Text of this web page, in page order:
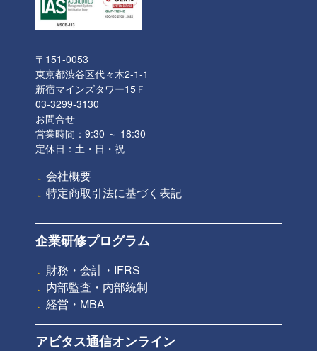
〒151-0053
東京都渋谷区代々木2-1-1
新宿マインズタワー15Ｆ
03-3299-3130
お問合せ
営業時間：9:30 ～ 18:30
定休日：土・日・祝
会社概要
特定商取引法に基づく表記
企業研修プログラム
財務・会計・IFRS
内部監査・内部統制
経営・MBA
アビタス通信オンライン